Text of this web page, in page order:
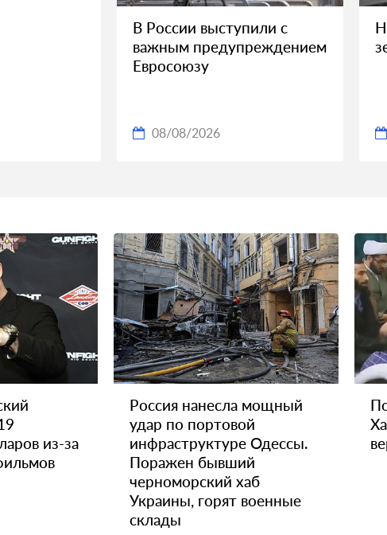
В России выступили с
важным предупреждением
Евросоюзу
08/08/2026
из-за
Россия нанесла мощный
удар по портовой
инфраструктуре Одессы.
Поражен бывший
черноморский хаб
Украины, горят военные
склады